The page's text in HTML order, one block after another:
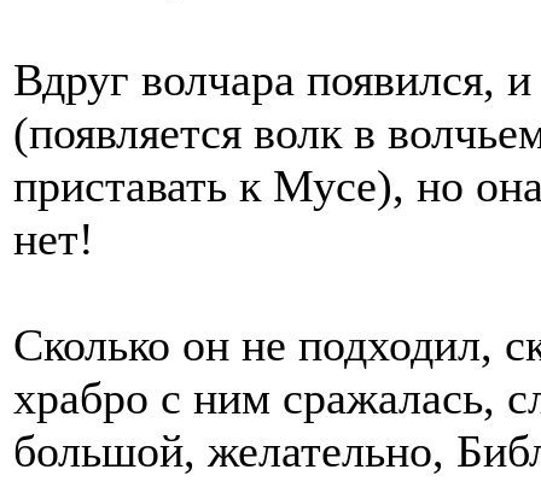
Вдруг волчара появился,
(появляется волк в
приставать к Мусе), но
нет!
Сколько он не подходил,
храбро с ним сражалась,
большой, желательно,